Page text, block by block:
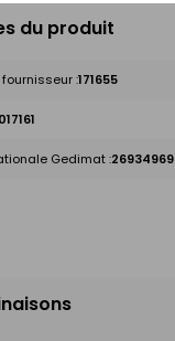
du produit
:171655
Gedimat :26934969